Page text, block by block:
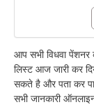
आप सभी विधवा पेंशनर
लिस्ट आज जारी कर
सकते है और पता कर
सभी जानकारी